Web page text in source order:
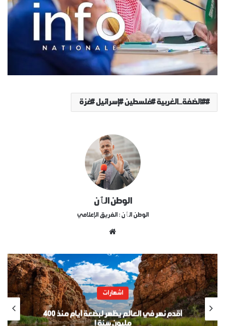
#الضفة_الغربية #فلسطين #إسرائيل #غزة
الوطن الٱن
الوطن الٱن : الفريق الإعلامي
اشهارات
أقدم نهر في العالم يظهر لبضعة أيام منذ 400
مليون سنة !